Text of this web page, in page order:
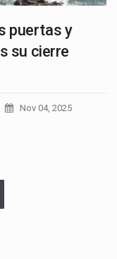
puertas y
su cierre
Nov 04, 2025